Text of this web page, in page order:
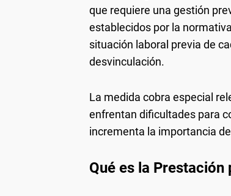
que requiere una gestión
establecidos por la
situación laboral previa de
desvinculación.
La medida cobra especial
enfrentan dificultades para
incrementa la importancia
Qué es la